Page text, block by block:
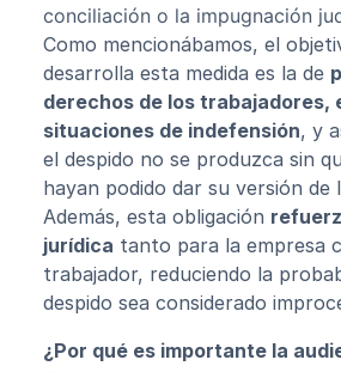
conciliación o la impugnación
Como mencionábamos, el
desarrolla esta medida es la de
derechos de los trabajadores,
situaciones de indefensión, y
el despido no se produzca sin
hayan podido dar su versión de
Además, esta obligación
jurídica tanto para la empresa
trabajador, reduciendo la
despido sea considerado
¿Por qué es importante la